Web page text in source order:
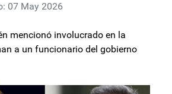
07 May 2026
mencionó involucrado en la
a un funcionario del gobierno